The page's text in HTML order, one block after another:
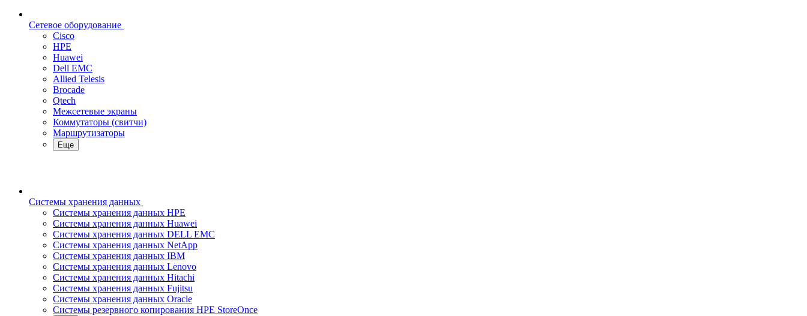
Сетевое оборудование
Cisco
HPE
Huawei
Dell EMC
Allied Telesis
Brocade
Qtech
Межсетевые экраны
Коммутаторы (свитчи)
Маршрутизаторы
Еще
Системы хранения данных
Системы хранения данных HPE
Системы хранения данных Huawei
Системы хранения данных DELL EMC
Cистемы хранения данных NetApp
Системы хранения данных IBM
Системы хранения данных Lenovo
Системы хранения данных Hitachi
Системы хранения данных Fujitsu
Системы хранения данных Oracle
Системы резервного копирования HPE StoreOnce